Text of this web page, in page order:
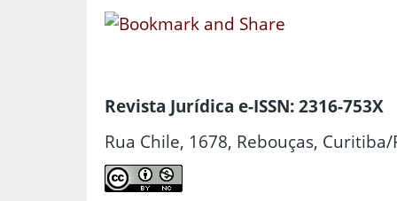
Revista Jurídica e-ISSN: 2316-753X
Rua Chile, 1678, Rebouças, Curitiba/